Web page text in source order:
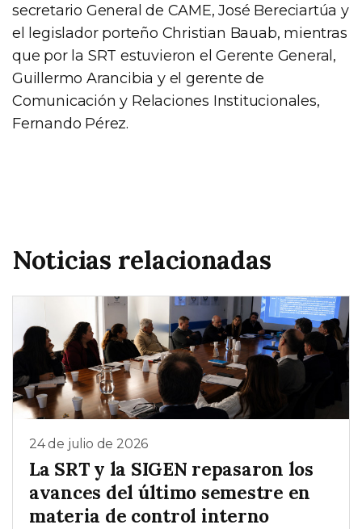
secretario General de CAME, José Bereciartúa y
el legislador porteño Christian Bauab, mientras
que por la SRT estuvieron el Gerente General,
Guillermo Arancibia y el gerente de
Comunicación y Relaciones Institucionales,
Fernando Pérez.
Noticias relacionadas
24 de julio de 2026
La SRT y la SIGEN repasaron los
avances del último semestre en
materia de control interno